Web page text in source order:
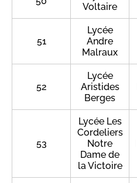
Voltaire
51
Lycée
Andre
Malraux
52
Lycée
Aristides
Berges
53
Lycée Les
Cordeliers
Notre
Dame de
la Victoire